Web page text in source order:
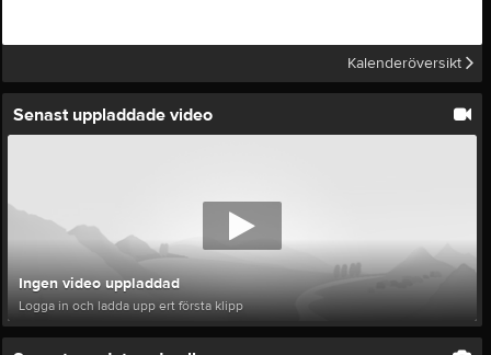
Kalenderöversikt
Senast uppladdade video
Ingen video uppladdad
Logga in och ladda upp ert första klipp